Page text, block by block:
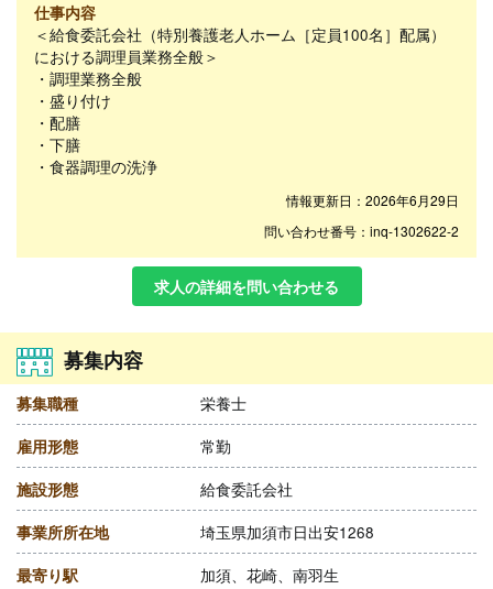
仕事内容
＜給食委託会社（特別養護老人ホーム［定員100名］配属）
における調理員業務全般＞
・調理業務全般
・盛り付け
・配膳
・下膳
・食器調理の洗浄
情報更新日：2026年6月29日
問い合わせ番号：inq-1302622-2
求人の詳細を問い合わせる
募集内容
募集職種 栄養士
雇用形態 常勤
施設形態 給食委託会社
事業所所在地 埼玉県加須市日出安1268
最寄り駅 加須、花崎、南羽生